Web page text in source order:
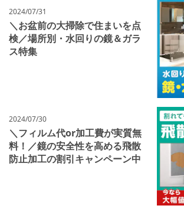
＼お盆前の大掃除で住まいを点
検／場所別・水回りの鏡＆ガラ
ス特集
2024/07/31
＼フィルム代or加工費が実質無
料！／鏡の安全性を高める飛散
防止加工の割引キャンペーン中
2024/07/30